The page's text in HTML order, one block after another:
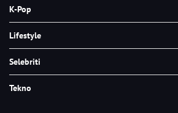
K-Pop
Lifestyle
Selebriti
Tekno